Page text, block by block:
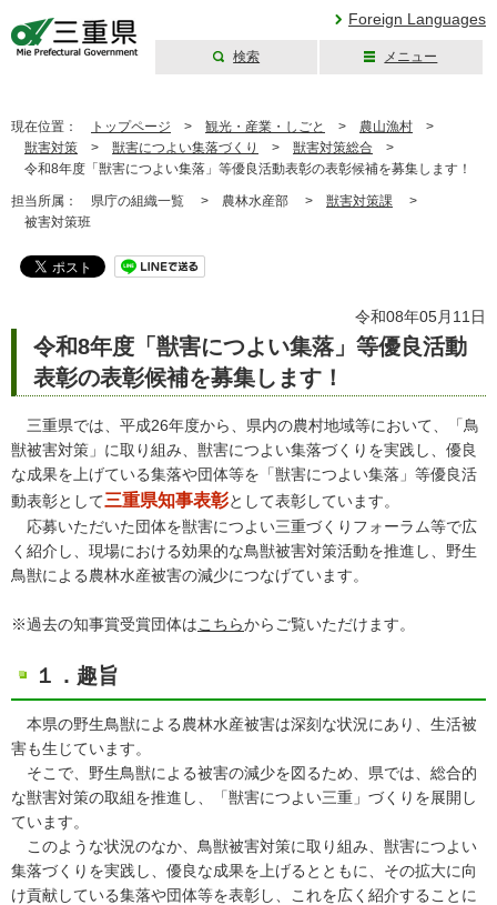
Foreign Languages
検索 メニュー
現在位置： トップページ > 観光・産業・しごと > 農山漁村 >
獣害対策 > 獣害につよい集落づくり > 獣害対策総合 >
令和8年度「獣害につよい集落」等優良活動表彰の表彰候補を募集します！
担当所属： 県庁の組織一覧 > 農林水産部 > 獣害対策課 >
被害対策班
令和08年05月11日
令和8年度「獣害につよい集落」等優良活動
表彰の表彰候補を募集します！
三重県では、平成26年度から、県内の農村地域等において、「鳥
獣被害対策」に取り組み、獣害につよい集落づくりを実践し、優良
な成果を上げている集落や団体等を「獣害につよい集落」等優良活
動表彰として三重県知事表彰として表彰しています。
応募いただいた団体を獣害につよい三重づくりフォーラム等で広
く紹介し、現場における効果的な鳥獣被害対策活動を推進し、野生
鳥獣による農林水産被害の減少につなげています。
※過去の知事賞受賞団体はこちらからご覧いただけます。
１．趣旨
本県の野生鳥獣による農林水産被害は深刻な状況にあり、生活被
害も生じています。
そこで、野生鳥獣による被害の減少を図るため、県では、総合的
な獣害対策の取組を推進し、「獣害につよい三重」づくりを展開し
ています。
このような状況のなか、鳥獣被害対策に取り組み、獣害につよい
集落づくりを実践し、優良な成果を上げるとともに、その拡大に向
け貢献している集落や団体等を表彰し、これを広く紹介することに